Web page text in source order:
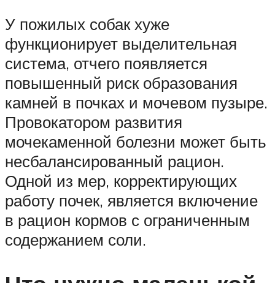
У пожилых собак хуже
функционирует выделительная
система, отчего появляется
повышенный риск образования
камней в почках и мочевом пузыре.
Провокатором развития
мочекаменной болезни может быть
несбалансированный рацион.
Одной из мер, корректирующих
работу почек, является включение
в рацион кормов с ограниченным
содержанием соли.